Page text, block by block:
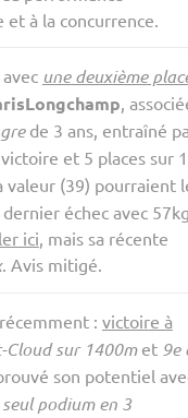
et à la concurrence.
une deuxième
,
de 3 ans, entraîné
et 5 places sur
valeur (39) pourraient
échec avec 57kg
ici, mais sa récente
. Avis mitigé.
: victoire à
Cloud sur 1400met 9e
son potentiel
podium en 3